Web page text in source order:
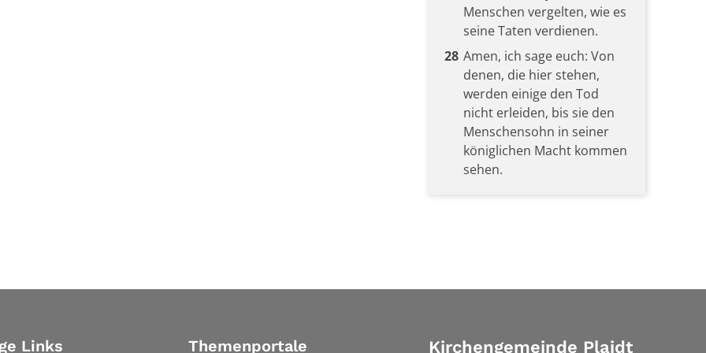
Menschen vergelten, wie es
seine Taten verdienen.
28 Amen, ich sage euch: Von
denen, die hier stehen,
werden einige den Tod
nicht erleiden, bis sie den
Menschensohn in seiner
königlichen Macht kommen
sehen.
Links Themenportale Kirchengemeinde Plaidt